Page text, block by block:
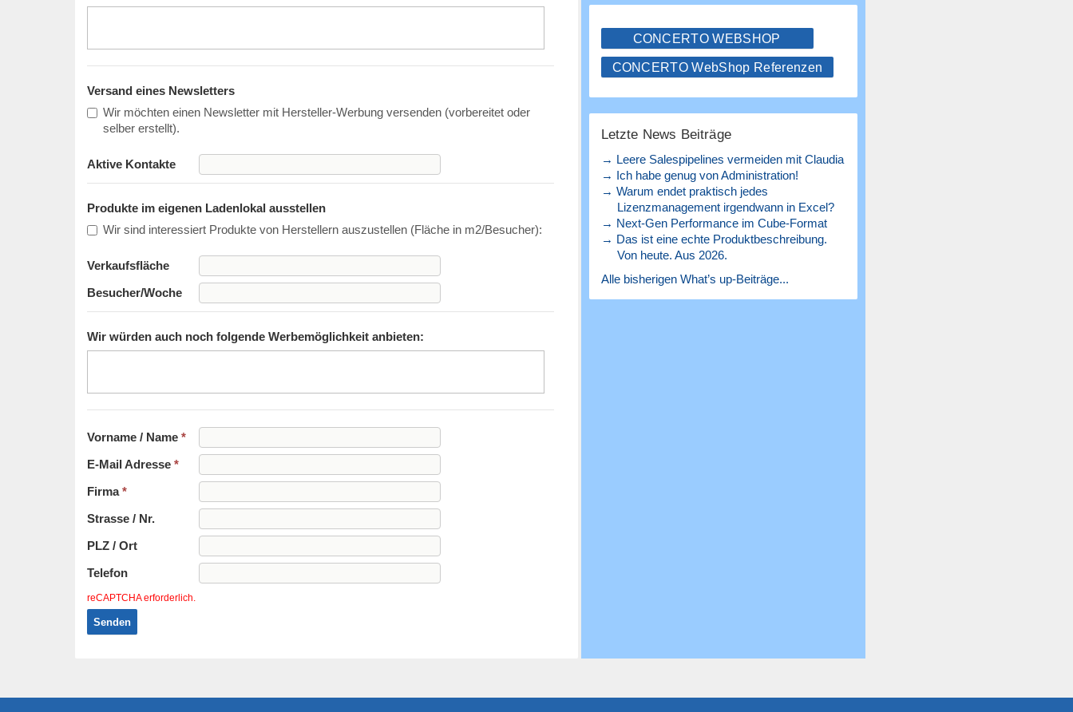
Versand eines Newsletters
Wir möchten einen Newsletter mit Hersteller-Werbung versenden (vorbereitet oder
selber erstellt).
Aktive Kontakte
Produkte im eigenen Ladenlokal ausstellen
Wir sind interessiert Produkte von Herstellern auszustellen (Fläche in m2/Besucher):
Verkaufsfläche
Besucher/Woche
Wir würden auch noch folgende Werbemöglichkeit anbieten:
Vorname / Name *
E-Mail Adresse *
Firma*
Strasse / Nr.
PLZ / Ort
Telefon
reCAPTCHA erforderlich.
Senden
CONCERTO WEBSHOP
CONCERTO WebShop Referenzen
Letzte News Beiträge
→ Leere Salespipelines vermeiden mit Claudia
→ Ich habe genug von Administration!
→ Warum endet praktisch jedes
Lizenzmanagement irgendwann in Excel?
→ Next-Gen Performance im Cube-Format
→ Das ist eine echte Produktbeschreibung.
Von heute. Aus 2026.
Alle bisherigen What’s up-Beiträge...